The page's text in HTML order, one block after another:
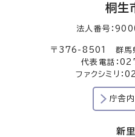
桐生
法人番号：
〒376-8501 群馬
代表電話：
ファクシミリ
庁舎
新